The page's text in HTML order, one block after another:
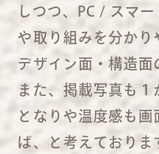
しつつ、PC / スマ
や取り組みを分かり
デザイン面・構造面
また、掲載写真も１
となりや温度感も
ば、と考えておりま